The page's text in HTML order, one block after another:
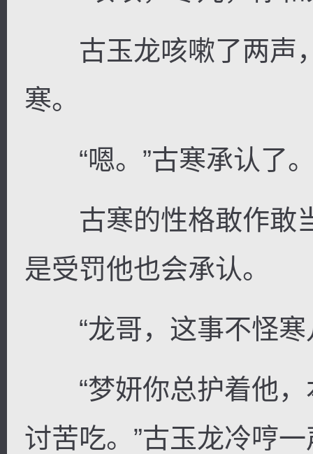
古玉龙咳嗽了两声
寒。
“嗯。”古寒承认了
古寒的性格敢作敢
是受罚他也会承认。
“龙哥，这事不怪寒
“梦妍你总护着他，
讨苦吃。”古玉龙冷哼